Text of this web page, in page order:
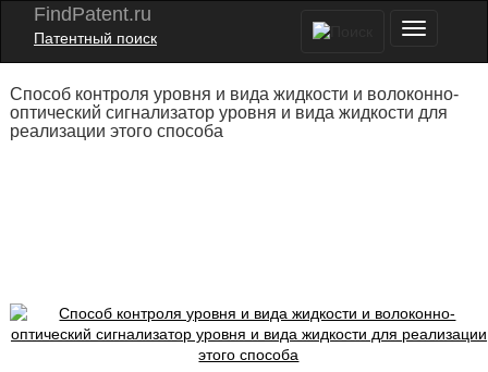
FindPatent.ru
Патентный поиск
Способ контроля уровня и вида жидкости и волоконно-
оптический сигнализатор уровня и вида жидкости для
реализации этого способа